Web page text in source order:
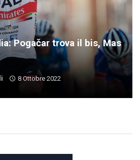
Pogačar trova il bis, Mas
8 Ottobre 2022